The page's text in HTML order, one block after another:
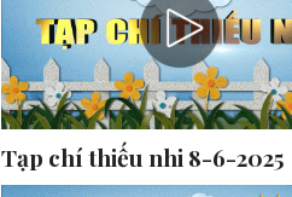
Tạp chí thiếu nhi 8-6-2025